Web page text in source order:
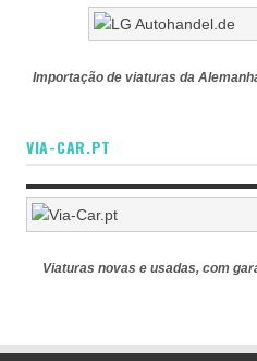
Importação de viaturas da
VIA-CAR.PT
Viaturas novas e usadas, com